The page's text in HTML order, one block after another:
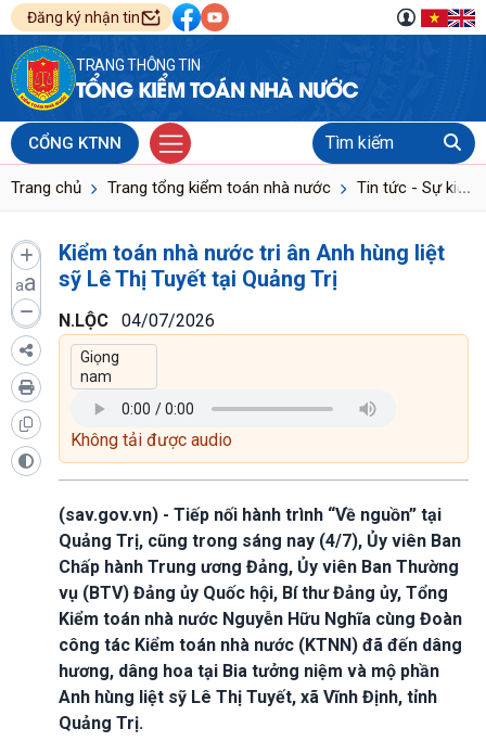
Đăng ký nhận tin
TRANG THÔNG TIN
TỔNG KIỂM TOÁN NHÀ NƯỚC
CỔNG KTNN
Trang chủ Trang tổng kiểm toán nhà nước Tin tức - Sự kiện
...
aa
Kiểm toán nhà nước tri ân Anh hùng liệt
sỹ Lê Thị Tuyết tại Quảng Trị
N.LỘC 04/07/2026
Không tải được audio
(sav.gov.vn) - Tiếp nối hành trình “Về nguồn” tại
Quảng Trị, cũng trong sáng nay (4/7), Ủy viên Ban
Chấp hành Trung ương Đảng, Ủy viên Ban Thường
vụ (BTV) Đảng ủy Quốc hội, Bí thư Đảng ủy, Tổng
Kiểm toán nhà nước Nguyễn Hữu Nghĩa cùng Đoàn
công tác Kiểm toán nhà nước (KTNN) đã đến dâng
hương, dâng hoa tại Bia tưởng niệm và mộ phần
Anh hùng liệt sỹ Lê Thị Tuyết, xã Vĩnh Định, tỉnh
Quảng Trị.